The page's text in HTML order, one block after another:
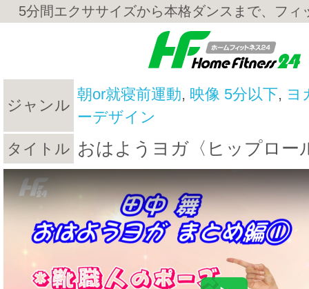
5分間エクササイズから本格ダンスまで、フィ
ジャンル
朝or就寝前運動, 映像 5分以下, ヨ
ーデザイン
タイトル おはようヨガ〈ヒップロー